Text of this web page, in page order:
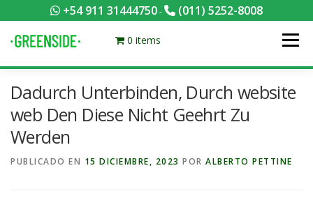
+54 911 31444750- (011) 5252-8008
al
contenido
0 items Menú
PACKS EQUILIBRADOS ¡HACÉ TU PEDIDO POR KCAL!
CONTACTANOS
Dadurch Unterbinden, Durch website
web Den Diese Nicht Geehrt Zu
Werden
PUBLICADO EN 15 DICIEMBRE, 2023 POR ALBERTO PETTINE